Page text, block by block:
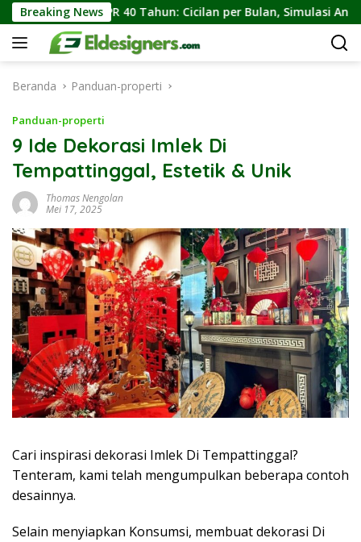
Langsung
ke
konten
Breaking News
Cicilan per Bulan, Simulasi Angsuran, dan Keuntungannya
Beranda Panduan-properti
Panduan-properti
9 Ide Dekorasi Imlek Di
Tempattinggal, Estetik & Unik
Thomas Nengolan
Mei 17, 2025
Cari inspirasi dekorasi Imlek Di Tempattinggal?
Tenteram, kami telah mengumpulkan beberapa contoh
desainnya.
Selain menyiapkan Konsumsi, membuat dekorasi Di